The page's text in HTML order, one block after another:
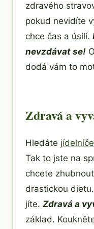
zdravého
pokud nevidíte
chce čas a úsilí.
nevzdávat se!
dodá vám to
Zdravá a
Hledáte
Tak to jste na
chcete
drastickou
jíte. Zdravá a
základ.